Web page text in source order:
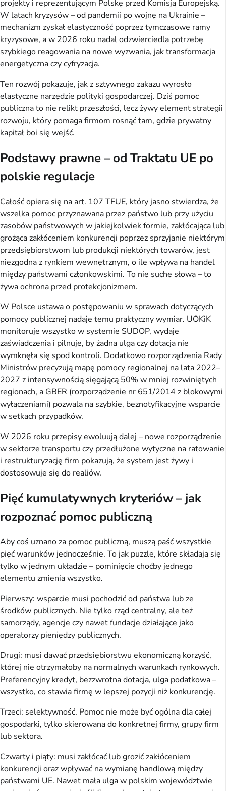
projekty i reprezentującym Polskę przed Komisją Europejską.
W latach kryzysów – od pandemii po wojnę na Ukrainie –
mechanizm zyskał elastyczność poprzez tymczasowe ramy
kryzysowe, a w 2026 roku nadal odzwierciedla potrzebę
szybkiego reagowania na nowe wyzwania, jak transformacja
energetyczna czy cyfryzacja.
Ten rozwój pokazuje, jak z sztywnego zakazu wyrosło
elastyczne narzędzie polityki gospodarczej. Dziś pomoc
publiczna to nie relikt przeszłości, lecz żywy element strategii
rozwoju, który pomaga firmom rosnąć tam, gdzie prywatny
kapitał boi się wejść.
Podstawy prawne – od Traktatu UE po
polskie regulacje
Całość opiera się na art. 107 TFUE, który jasno stwierdza, że
wszelka pomoc przyznawana przez państwo lub przy użyciu
zasobów państwowych w jakiejkolwiek formie, zakłócająca lub
grożąca zakłóceniem konkurencji poprzez sprzyjanie niektórym
przedsiębiorstwom lub produkcji niektórych towarów, jest
niezgodna z rynkiem wewnętrznym, o ile wpływa na handel
między państwami członkowskimi. To nie suche słowa – to
żywa ochrona przed protekcjonizmem.
W Polsce ustawa o postępowaniu w sprawach dotyczących
pomocy publicznej nadaje temu praktyczny wymiar. UOKiK
monitoruje wszystko w systemie SUDOP, wydaje
zaświadczenia i pilnuje, by żadna ulga czy dotacja nie
wymknęła się spod kontroli. Dodatkowo rozporządzenia Rady
Ministrów precyzują mapę pomocy regionalnej na lata 2022–
2027 z intensywnością sięgającą 50% w mniej rozwiniętych
regionach, a GBER (rozporządzenie nr 651/2014 z blokowymi
wyłączeniami) pozwala na szybkie, beznotyfikacyjne wsparcie
w setkach przypadków.
W 2026 roku przepisy ewoluują dalej – nowe rozporządzenie
w sektorze transportu czy przedłużone wytyczne na ratowanie
i restrukturyzację firm pokazują, że system jest żywy i
dostosowuje się do realiów.
Pięć kumulatywnych kryteriów – jak
rozpoznać pomoc publiczną
Aby coś uznano za pomoc publiczną, muszą paść wszystkie
pięć warunków jednocześnie. To jak puzzle, które składają się
tylko w jednym układzie – pominięcie choćby jednego
elementu zmienia wszystko.
Pierwszy: wsparcie musi pochodzić od państwa lub ze
środków publicznych. Nie tylko rząd centralny, ale też
samorządy, agencje czy nawet fundacje działające jako
operatorzy pieniędzy publicznych.
Drugi: musi dawać przedsiębiorstwu ekonomiczną korzyść,
której nie otrzymałoby na normalnych warunkach rynkowych.
Preferencyjny kredyt, bezzwrotna dotacja, ulga podatkowa –
wszystko, co stawia firmę w lepszej pozycji niż konkurencję.
Trzeci: selektywność. Pomoc nie może być ogólna dla całej
gospodarki, tylko skierowana do konkretnej firmy, grupy firm
lub sektora.
Czwarty i piąty: musi zakłócać lub grozić zakłóceniem
konkurencji oraz wpływać na wymianę handlową między
państwami UE. Nawet mała ulga w polskim województwie